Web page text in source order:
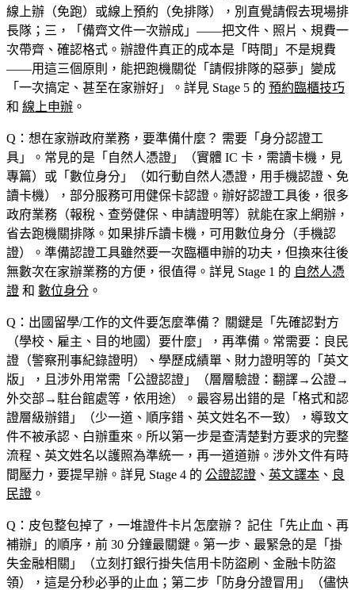
線上辦（免跑）或線上預約（免排隊），別直覺請假去現場排
長隊；三，「備齊文件一次辦成」——把文件、照片、規費一
次帶齊、確認格式。辦證件真正的成本是「時間」不是規費
——用這三個原則，能把跑機關從「請假排隊的惡夢」變成
「一次搞定、甚至在家辦好」。詳見 Stage 5 的 預約臨櫃技巧
和 線上申辦 。
Q：想在家辦政府業務，要準備什麼？ 需要「身分認證工
具」。常見的是「自然人憑證」（實體 IC 卡，需讀卡機，見
專篇）或「數位身分」（如行動自然人憑證，用手機認證、免
讀卡機），部分服務可用健保卡認證。辦好認證工具後，很多
政府業務（報稅、查勞健保、申請證明等）就能在家上網辦，
省去跑機關排隊。如果排斥讀卡機，可用數位身分（手機認
證）。準備認證工具雖然要一次臨櫃申辦的功夫，但換來往後
無數次在家辦業務的方便，很值得。詳見 Stage 1 的 自然人憑
證 和 數位身分 。
Q：出國留學/工作的文件要怎麼準備？ 關鍵是「先確認對方
（學校、雇主、目的地國）要什麼」，再準備。常需要：良民
證（警察刑事紀錄證明）、學歷成績單、財力證明等的「英文
版」，且涉外用常需「公證認證」（層層驗證：翻譯→公證→
外交部→駐台館處等，依用途）。最容易出錯的是「格式和認
證層級辦錯」（少一道、順序錯、英文姓名不一致），導致文
件不被承認、白辦重來。所以第一步是查清楚對方要求的完整
流程、英文姓名以護照為準統一，再一道道辦。涉外文件有時
間壓力，要提早辦。詳見 Stage 4 的 公證認證 、 英文譯本 、 良
民證 。
Q：皮包整包掉了，一堆證件卡片怎麼辦？ 記住「先止血、再
補辦」的順序，前 30 分鐘最關鍵。第一步、最緊急的是「掛
失金融相關」（立刻打銀行掛失信用卡防盜刷、金融卡防盜
領），這是分秒必爭的止血；第二步「防身分證冒用」（儘快